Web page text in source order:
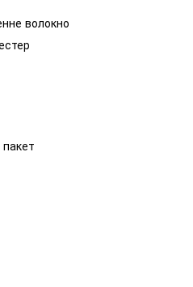
волокно